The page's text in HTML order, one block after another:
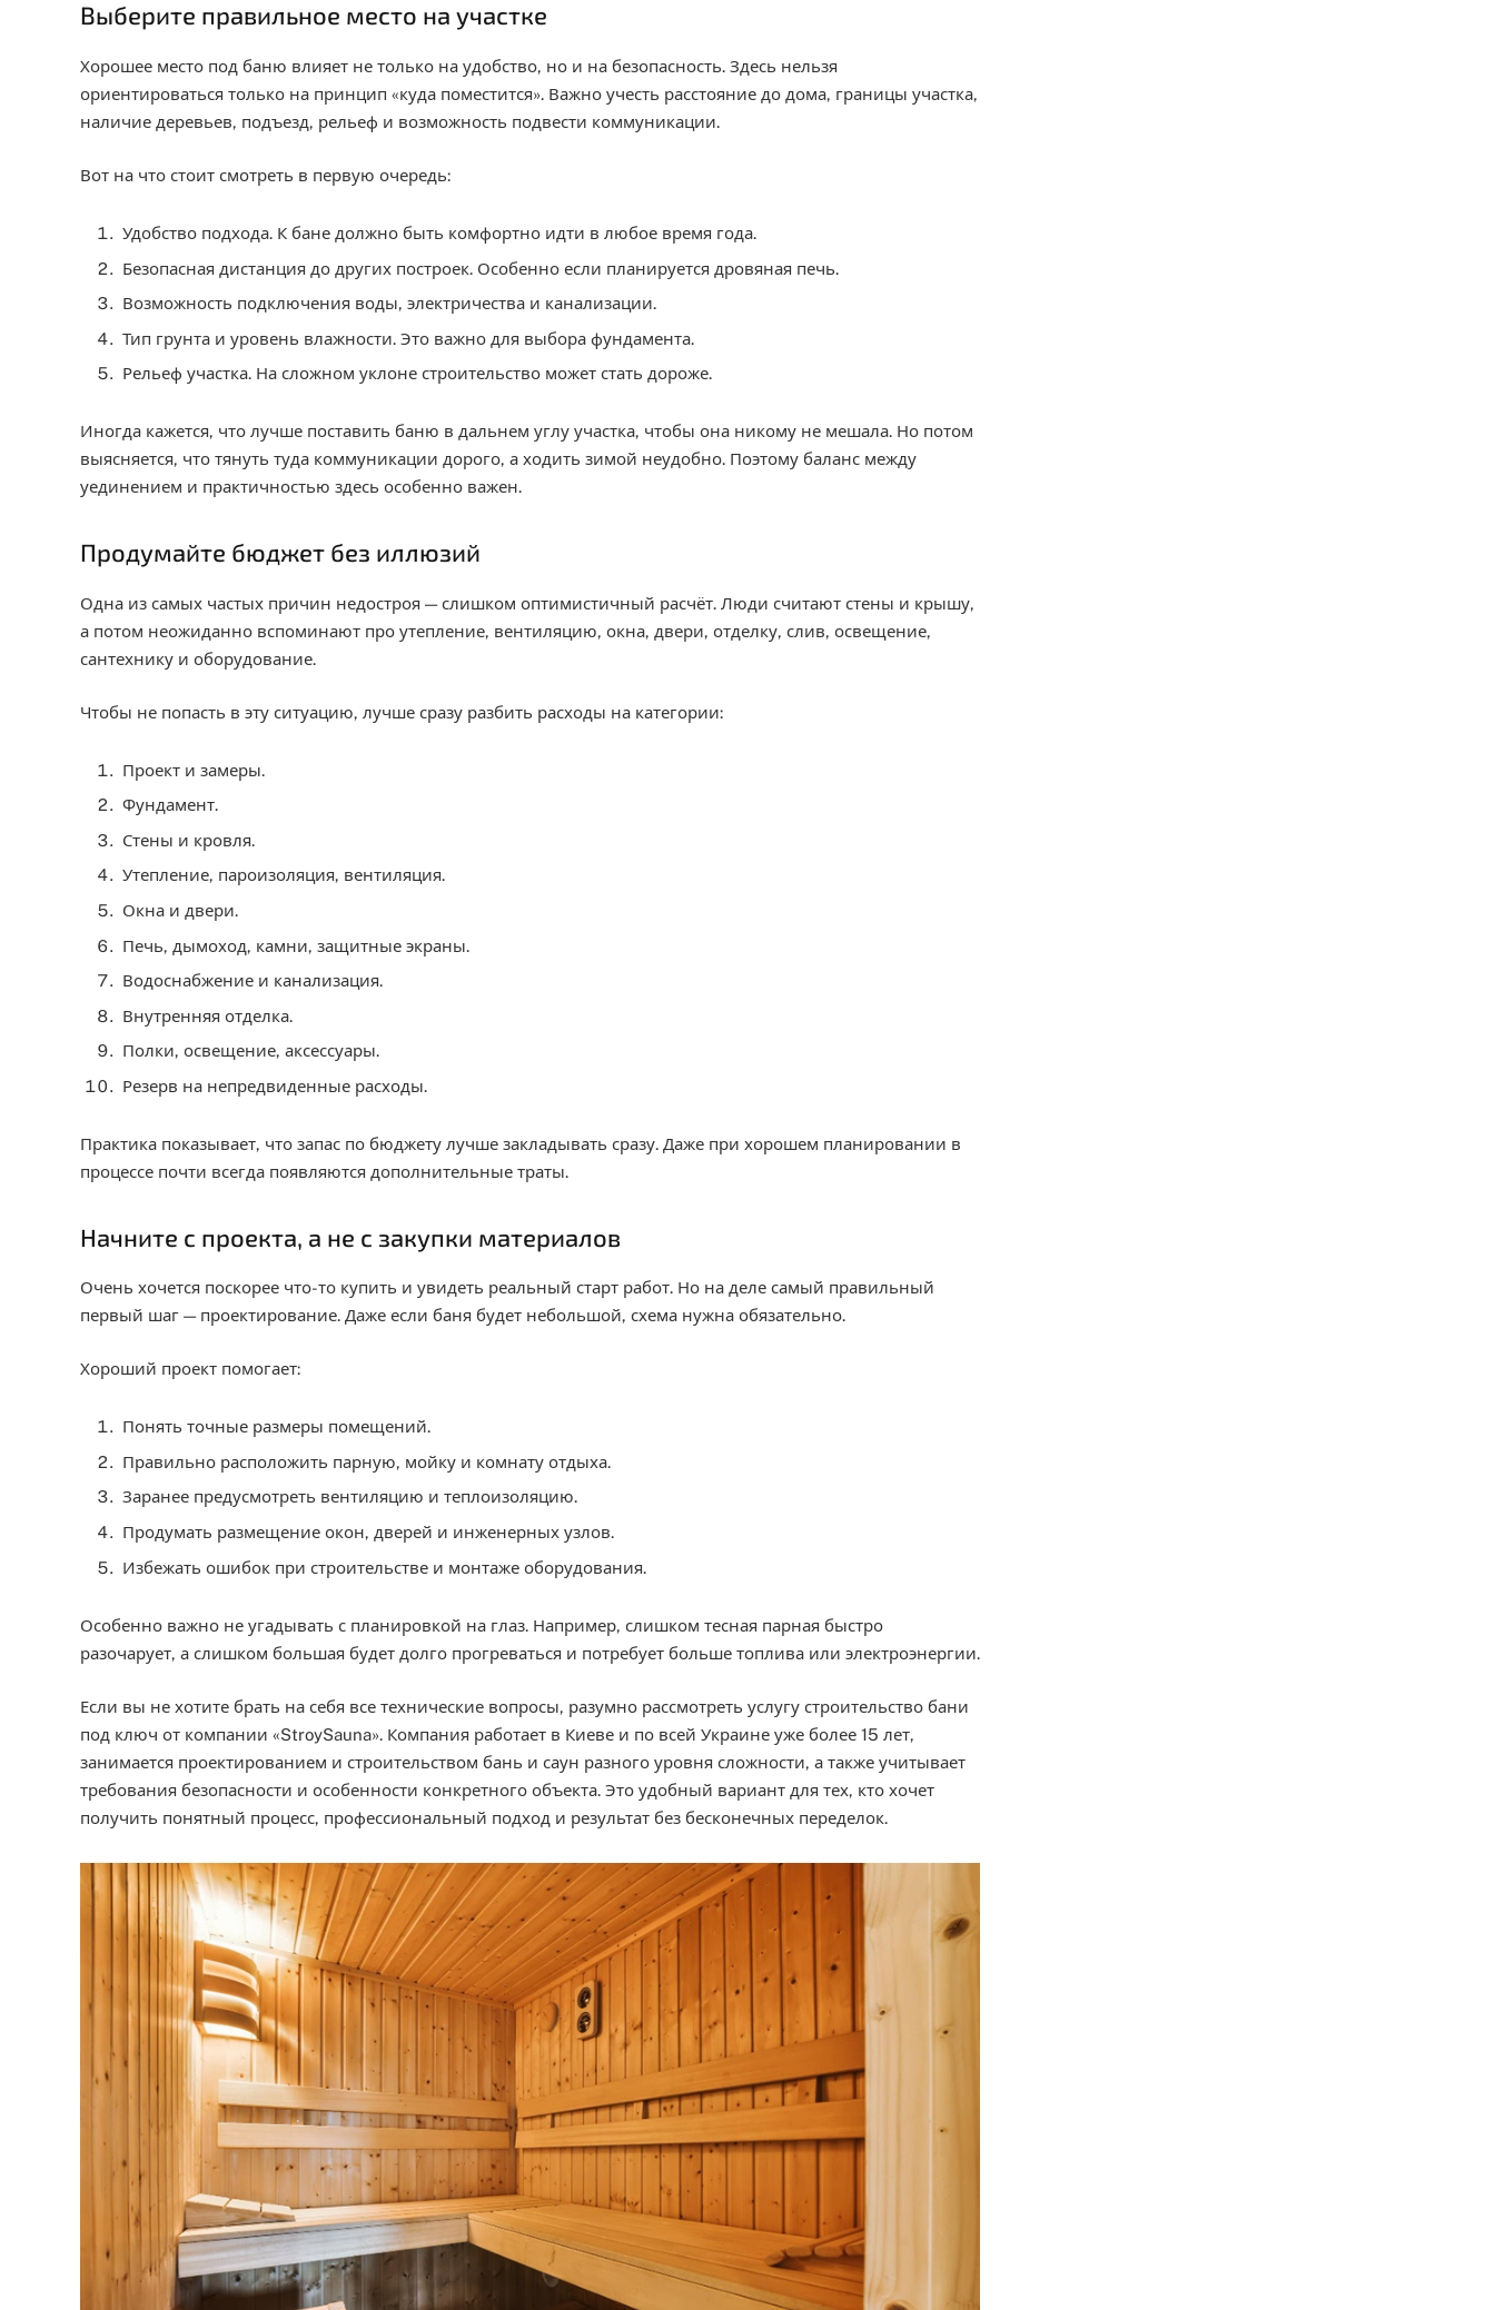
Выберите правильное место на участке
Хорошее место под баню влияет не только на удобство, но и на безопасность. Здесь нельзя
ориентироваться только на принцип «куда поместится». Важно учесть расстояние до дома, границы участка,
наличие деревьев, подъезд, рельеф и возможность подвести коммуникации.
Вот на что стоит смотреть в первую очередь:
Удобство подхода. К бане должно быть комфортно идти в любое время года.
Безопасная дистанция до других построек. Особенно если планируется дровяная печь.
Возможность подключения воды, электричества и канализации.
Тип грунта и уровень влажности. Это важно для выбора фундамента.
Рельеф участка. На сложном уклоне строительство может стать дороже.
Иногда кажется, что лучше поставить баню в дальнем углу участка, чтобы она никому не мешала. Но потом
выясняется, что тянуть туда коммуникации дорого, а ходить зимой неудобно. Поэтому баланс между
уединением и практичностью здесь особенно важен.
Продумайте бюджет без иллюзий
Одна из самых частых причин недостроя — слишком оптимистичный расчёт. Люди считают стены и крышу,
а потом неожиданно вспоминают про утепление, вентиляцию, окна, двери, отделку, слив, освещение,
сантехнику и оборудование.
Чтобы не попасть в эту ситуацию, лучше сразу разбить расходы на категории:
Проект и замеры.
Фундамент.
Стены и кровля.
Утепление, пароизоляция, вентиляция.
Окна и двери.
Печь, дымоход, камни, защитные экраны.
Водоснабжение и канализация.
Внутренняя отделка.
Полки, освещение, аксессуары.
Резерв на непредвиденные расходы.
Практика показывает, что запас по бюджету лучше закладывать сразу. Даже при хорошем планировании в
процессе почти всегда появляются дополнительные траты.
Начните с проекта, а не с закупки материалов
Очень хочется поскорее что-то купить и увидеть реальный старт работ. Но на деле самый правильный
первый шаг — проектирование. Даже если баня будет небольшой, схема нужна обязательно.
Хороший проект помогает:
Понять точные размеры помещений.
Правильно расположить парную, мойку и комнату отдыха.
Заранее предусмотреть вентиляцию и теплоизоляцию.
Продумать размещение окон, дверей и инженерных узлов.
Избежать ошибок при строительстве и монтаже оборудования.
Особенно важно не угадывать с планировкой на глаз. Например, слишком тесная парная быстро
разочарует, а слишком большая будет долго прогреваться и потребует больше топлива или электроэнергии.
Если вы не хотите брать на себя все технические вопросы, разумно рассмотреть услугу строительство бани
под ключ от компании «StroySauna». Компания работает в Киеве и по всей Украине уже более 15 лет,
занимается проектированием и строительством бань и саун разного уровня сложности, а также учитывает
требования безопасности и особенности конкретного объекта. Это удобный вариант для тех, кто хочет
получить понятный процесс, профессиональный подход и результат без бесконечных переделок.